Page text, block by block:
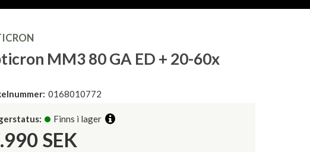
MM3 80 GA ED + 20-60x
0168010772
Finns i lager
SEK